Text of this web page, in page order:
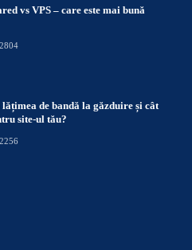
vs VPS – care este mai bună
2804
lățimea de bandă la găzduire și cât
site-ul tău?
2256